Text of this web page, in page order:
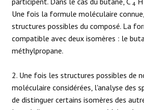
4
Une fois la formule moléculaire
structures possibles du composé. La
compatible avec deux isomères : le
méthylpropane.
2. Une fois les structures possibles de
moléculaire considérées, l'analyse des
de distinguer certains isomères des